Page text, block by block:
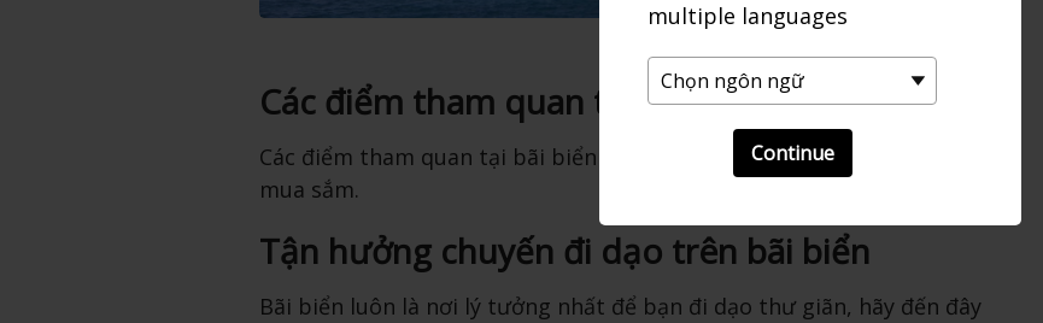
multiple languages
Continue
Các điểm tham quan tại Katsurahama
Các điểm tham quan tại bãi biển bao gồm thủy cung và các khu vực
mua sắm.
Tận hưởng chuyến đi dạo trên bãi biển
Bãi biển luôn là nơi lý tưởng nhất để bạn đi dạo thư giãn, hãy đến đây